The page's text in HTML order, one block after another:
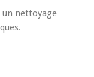
nettoyage